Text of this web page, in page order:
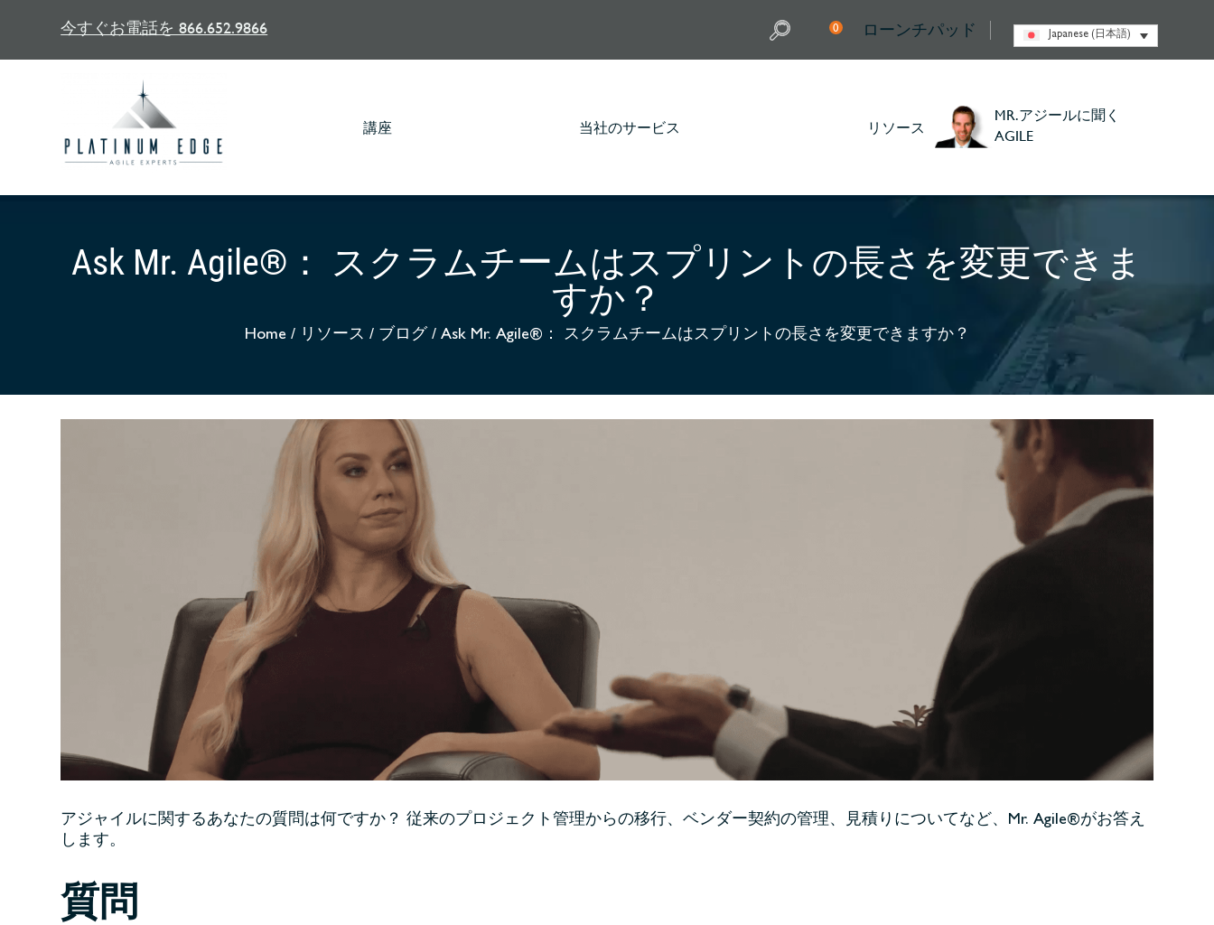
今すぐお電話を 866.652.9866 0 ローンチパッド Japanese (日本語)
講座 当社のサービス リソース
MR.アジールに聞く
AGILE
Ask Mr. Agile®： スクラムチームはスプリントの長さを変更できま
すか？
Home / リソース / ブログ / Ask Mr. Agile®： スクラムチームはスプリントの長さを変更できますか？
アジャイルに関するあなたの質問は何ですか？ 従来のプロジェクト管理からの移行、ベンダー契約の管理、見積りについてなど、Mr. Agile®がお答え
します。
質問